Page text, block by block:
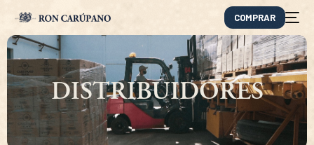
COMPRAR
DISTRIBUIDORES